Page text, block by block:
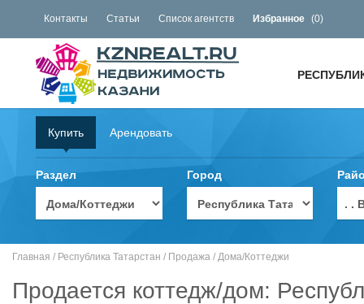
Контакты Статьи Список агентств Избранное (0)
Купить Арендовать
Раздел Город
. .
Главная / Республика Татарстан / Продажа / Дома/Коттеджи
Продается коттедж/дом: